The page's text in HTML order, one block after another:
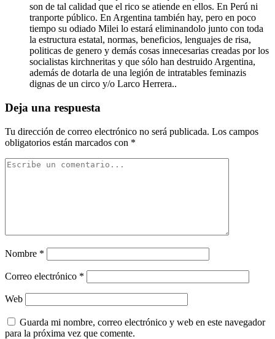
son de tal calidad que el rico se atiende en ellos. En Perú ni
tranporte público. En Argentina también hay, pero en poco
tiempo su odiado Milei lo estará eliminandolo junto con toda
la estructura estatal, normas, beneficios, lenguajes de risa,
politicas de genero y demás cosas innecesarias creadas por los
socialistas kirchneritas y que sólo han destruido Argentina,
además de dotarla de una legión de intratables feminazis
dignas de un circo y/o Larco Herrera..
Deja una respuesta
Tu dirección de correo electrónico no será publicada. Los campos
obligatorios están marcados con *
Nombre *
Correo electrónico *
Web
Guarda mi nombre, correo electrónico y web en este navegador
para la próxima vez que comente.